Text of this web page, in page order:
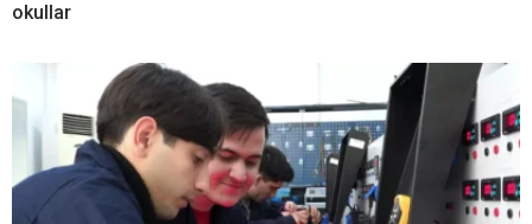
okullar